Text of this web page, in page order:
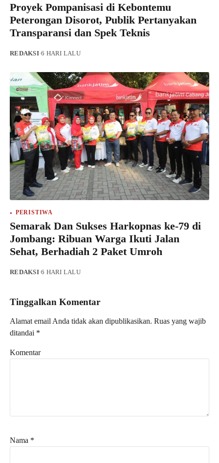
Proyek Pompanisasi di Kebontemu
Peterongan Disorot, Publik Pertanyakan
Transparansi dan Spek Teknis
REDAKSI·6 HARI LALU
PERISTIWA
Semarak Dan Sukses Harkopnas ke-79 di
Jombang: Ribuan Warga Ikuti Jalan
Sehat, Berhadiah 2 Paket Umroh
REDAKSI·6 HARI LALU
Tinggalkan Komentar
Alamat email Anda tidak akan dipublikasikan. Ruas yang wajib
ditandai *
Komentar
Nama *